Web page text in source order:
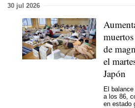
30 jul 2026
de
el
Japón
El
a los 86,
en estado